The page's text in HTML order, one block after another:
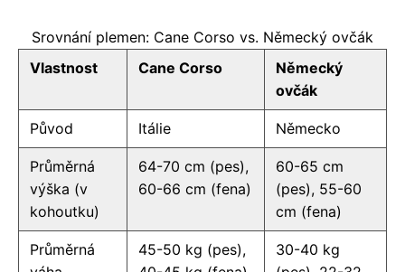
Srovnání plemen: Cane Corso vs. Německý ovčák
Vlastnost
Cane Corso
Německý
ovčák
Původ Itálie Německo
Průměrná
výška (v
kohoutku)
64-70 cm (pes),
60-66 cm (fena)
60-65 cm
(pes), 55-60
cm (fena)
Průměrná
45-50 kg (pes),
30-40 kg